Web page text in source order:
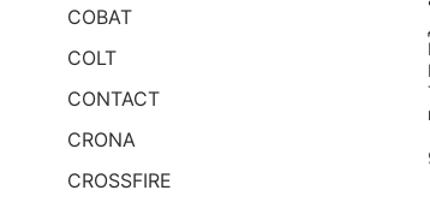
COBAT
COLT
CONTACT
CRONA
CROSSFIRE